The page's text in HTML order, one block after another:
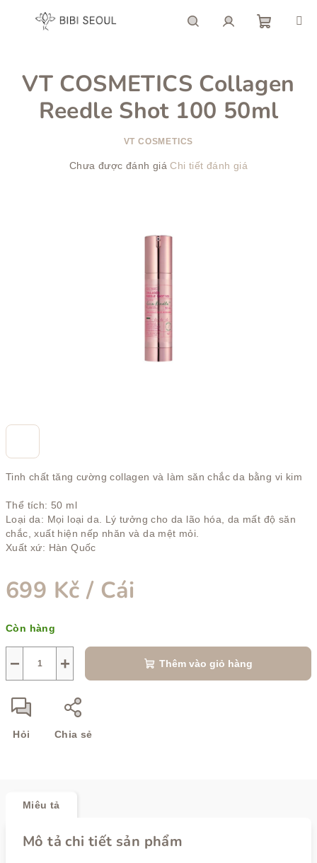
kiếm nhập hàng
Tinh chất tăng cường collagen và làm săn chắc da bằng vi kim
Thể tích: 50 ml
Loại da: Mọi loại da. Lý tưởng cho da lão hóa, da mất độ săn
chắc, xuất hiện nếp nhăn và da mệt mỏi.
Xuất xứ: Hàn Quốc
699 Kč/ Cái
đo
lường:
Còn hàng
+
− Thêm vào giỏ hàng
Hỏi Chia sẻ
VT COSMETICS Collagen
Reedle Shot 100 50ml
VT COSMETICS
Đánh
Chưa được đánh giá Chi tiết đánh giá
Miêu tả
Mô tả chi tiết sản phẩm